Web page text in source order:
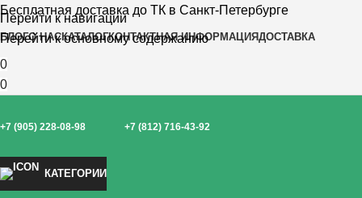
Перейти к навигации
Перейти к основному содержанию
Бесплатная доставка до ТК в Санкт-Петербурге
БЛОГО НАСКАТАЛОГКОНТАКТНАЯ ИНФОРМАЦИЯДОСТАВКА
0
0
+7 (905) 228-08-98 +7 (812) 716-43-92
КАТЕГОРИИ